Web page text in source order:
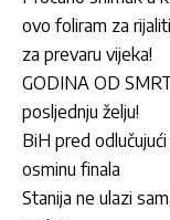
ovo foliram za
za prevaru vijeka!
GODINA OD
posljednju želju!
BiH pred
osminu finala
Stanija ne ulazi